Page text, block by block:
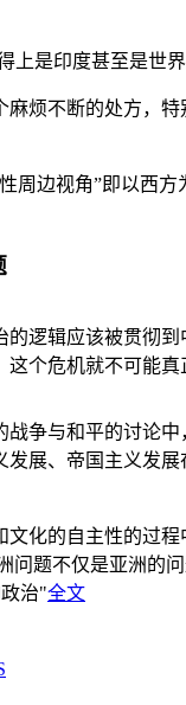
上是印度甚至是世
麻烦不断的处方，
周边视角”即以西
的逻辑应该被贯彻
个危机就不可能真
战争与和平的讨论
展、帝国主义发展
文化的自主性的过
问题不仅是亚洲的
治"全文